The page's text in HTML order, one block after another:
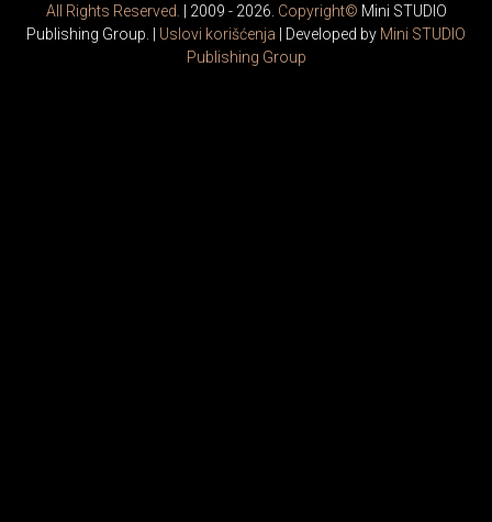
All Rights Reserved. | 2009 - 2026. Copyright© Mini STUDIO
Publishing Group. | Uslovi korišćenja | Developed by Mini STUDIO
Publishing Group